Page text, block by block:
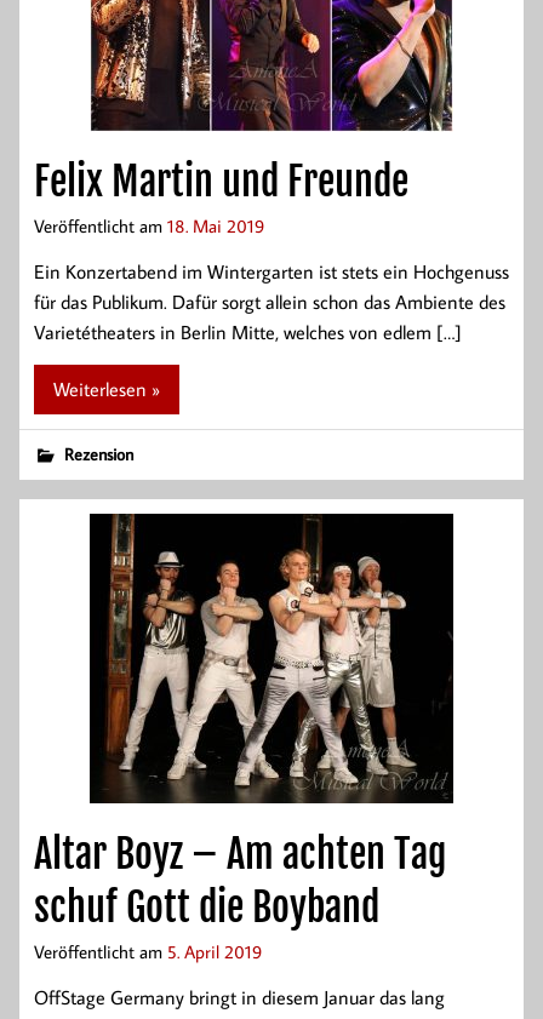
Felix Martin und Freunde
Veröffentlicht am 18. Mai 2019
Ein Konzertabend im Wintergarten ist stets ein Hochgenuss
für das Publikum. Dafür sorgt allein schon das Ambiente des
Varietétheaters in Berlin Mitte, welches von edlem […]
Weiterlesen »
Rezension
Altar Boyz – Am achten Tag
schuf Gott die Boyband
Veröffentlicht am 5. April 2019
OffStage Germany bringt in diesem Januar das lang